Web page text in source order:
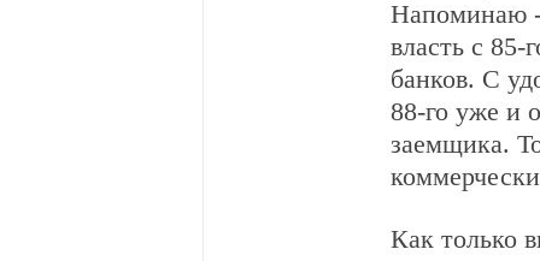
Напоминаю -
власть с 85-
банков. С
88-го уже и
заемщика.
Как только